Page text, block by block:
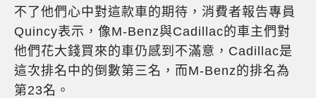
不了他們心中對這款車的期待，消費者報告專員
Quincy表示，像M-Benz與Cadillac的車主們對
他們花大錢買來的車仍感到不滿意，Cadillac是
這次排名中的倒數第三名，而M-Benz的排名為
第23名。